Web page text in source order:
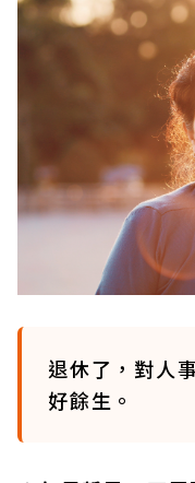
退休了，對人
好餘生。